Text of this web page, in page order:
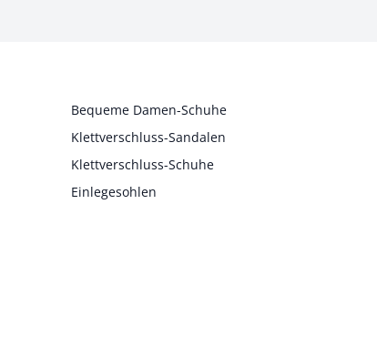
Bequeme Damen-Schuhe
Klettverschluss-Sandalen
Klettverschluss-Schuhe
Einlegesohlen